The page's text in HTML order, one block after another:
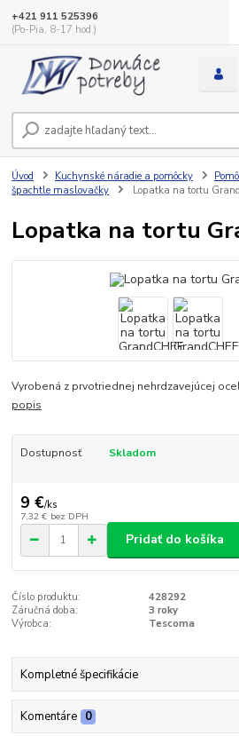
+421 911 525396
(Po-Pia, 8-17 hod.)
Úvod Kuchynské náradie a pomôcky
špachtle maslovačky
Lopatka na tortu
Lopatka na tortu
Vyrobená z prvotriednej nehrdzavejúcej
popis
Dostupnosť Skladom
9 €/ks
7,32 € bez DPH
Pridať do košíka
Číslo produktu:
428292
Záručná doba:
3 roky
Výrobca:
Tescoma
Kompletné špecifikácie
Komentáre 0